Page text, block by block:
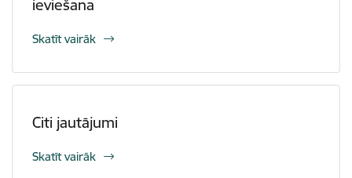
ieviešana
Skatīt vairāk
Citi jautājumi
Skatīt vairāk